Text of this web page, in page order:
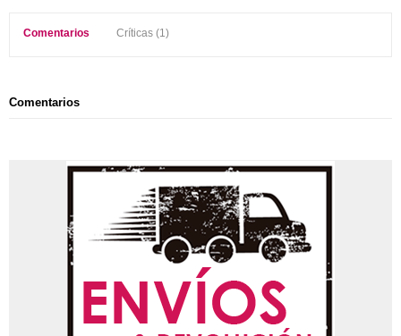
Comentarios Críticas (1)
Comentarios